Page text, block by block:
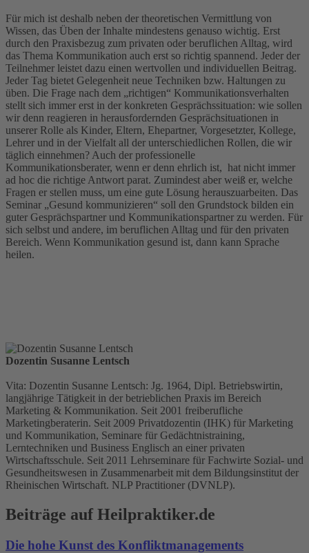
Für mich ist deshalb neben der theoretischen Vermittlung von
Wissen, das Üben der Inhalte mindestens genauso wichtig. Erst
durch den Praxisbezug zum privaten oder beruflichen Alltag, wird
das Thema Kommunikation auch erst so richtig spannend. Jeder der
Teilnehmer leistet dazu einen wertvollen und individuellen Beitrag.
Jeder Tag bietet Gelegenheit neue Techniken bzw. Haltungen zu
üben. Die Frage nach dem „richtigen“ Kommunikationsverhalten
stellt sich immer erst in der konkreten Gesprächssituation: wie sollen
wir denn reagieren in herausfordernden Gesprächsituationen in
unserer Rolle als Kinder, Eltern, Ehepartner, Vorgesetzter, Kollege,
Lehrer und in der Vielfalt all der unterschiedlichen Rollen, die wir
täglich einnehmen? Auch der professionelle
Kommunikationsberater, wenn er denn ehrlich ist, hat nicht immer
ad hoc die richtige Antwort parat. Zumindest aber weiß er, welche
Fragen er stellen muss, um eine gute Lösung herauszuarbeiten. Das
Seminar „Gesund kommunizieren“ soll den Grundstock bilden ein
guter Gesprächspartner und Kommunikationspartner zu werden. Für
sich selbst und andere, im beruflichen Alltag und für den privaten
Bereich. Wenn Kommunikation gesund ist, dann kann Sprache
heilen.
Dozentin Susanne Lentsch
Vita: Dozentin Susanne Lentsch: Jg. 1964, Dipl. Betriebswirtin,
langjährige Tätigkeit in der betrieblichen Praxis im Bereich
Marketing & Kommunikation. Seit 2001 freiberufliche
Marketingberaterin. Seit 2009 Privatdozentin (IHK) für Marketing
und Kommunikation, Seminare für Gedächtnistraining,
Lerntechniken und Business Englisch an einer privaten
Wirtschaftsschule. Seit 2011 Lehrseminare für Fachwirte Sozial- und
Gesundheitswesen in Zusammenarbeit mit dem Bildungsinstitut der
Rheinischen Wirtschaft. NLP Practitioner (DVNLP).
Beiträge auf Heilpraktiker.de
Die hohe Kunst des Konfliktmanagements